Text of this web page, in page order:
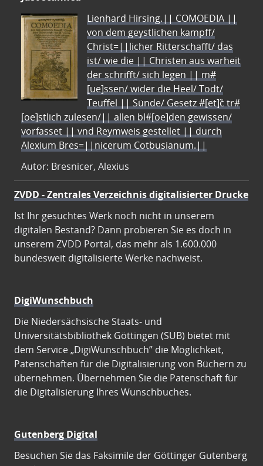
Lienhard Hirsing.|| COMOEDIA ||
von dem geystlichen kampff/
Christ=||licher Ritterschafft/ das
ist/ wie die || Christen aus warheit
der schrifft/ sich legen || m#
[ue]ssen/ wider die Heel/ Todt/
Teuffel || Sünde/ Gesetz #[et]c̃ tr#
[oe]stlich zulesen/|| allen bl#[oe]den gewissen/
vorfasset || vnd Reymweis gestellet || durch
Alexium Bres=||nicerum Cotbusianum.||
Autor: Bresnicer, Alexius
ZVDD - Zentrales Verzeichnis digitalisierter Drucke
Ist Ihr gesuchtes Werk noch nicht in unserem
digitalen Bestand? Dann probieren Sie es doch in
unserem ZVDD Portal, das mehr als 1.600.000
bundesweit digitalisierte Werke nachweist.
DigiWunschbuch
Die Niedersächsische Staats- und
Universitätsbibliothek Göttingen (SUB) bietet mit
dem Service „DigiWunschbuch” die Möglichkeit,
Patenschaften für die Digitalisierung von Büchern zu
übernehmen. Übernehmen Sie die Patenschaft für
die Digitalisierung Ihres Wunschbuches.
Gutenberg Digital
Besuchen Sie das Faksimile der Göttinger Gutenberg